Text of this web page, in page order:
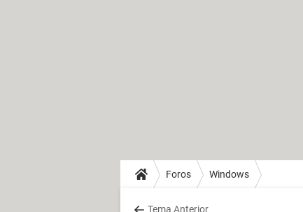
Foros Windows
Tema Anterior